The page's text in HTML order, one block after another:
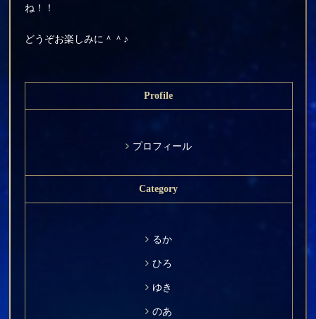
ね！！
どうぞお楽しみに＾＾♪
Profile
プロフィール
Category
るか
ひろ
ゆき
のあ